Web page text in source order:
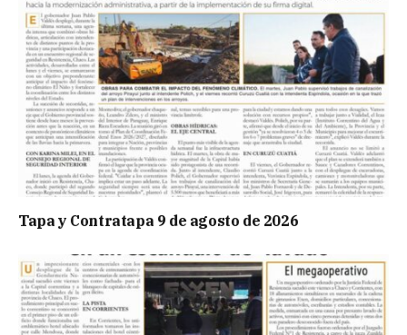
Tapa y Contratapa 9 de agosto de 2026